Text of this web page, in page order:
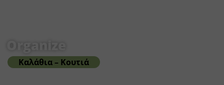
Organize
Καλάθια – Κουτιά